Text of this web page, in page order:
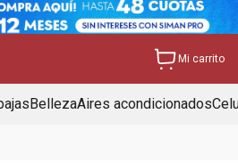
Mi carrito
BellezaAires acondicionados